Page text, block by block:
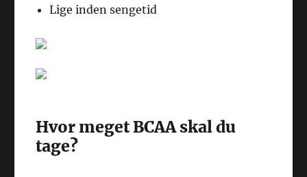
Lige inden sengetid
Hvor meget BCAA skal du
tage?